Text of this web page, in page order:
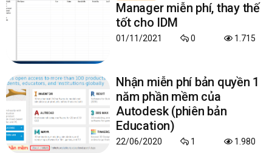
Manager miễn phí, thay thế
tốt cho IDM
01/11/2021 0 1.715
Nhận miễn phí bản quyền 1
năm phần mềm của
Autodesk (phiên bản
Education)
22/06/2020 1 1.980